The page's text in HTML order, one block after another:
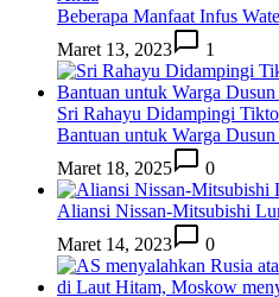
Beberapa Manfaat Infus
Maret 13, 2023
1
Sri Rahayu Didampingi
Bantuan untuk Warga
Maret 18, 2025
0
Aliansi Nissan-Mitsubishi
Maret 14, 2023
0